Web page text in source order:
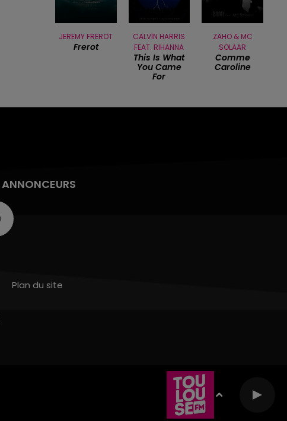
JEREMY FREROT
Frerot
CALVIN HARRIS
FEAT. RIHANNA
This Is What
You Came
For
ZAHO & MC
SOLAAR
Comme
Caroline
ANNONCEURS
Plan du site